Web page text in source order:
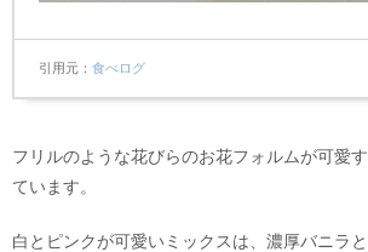
引用元 食べログ
フリルのような花びらのお花フォルムが可愛
ています。
白とピンクが可愛いミックスは、濃厚バニラ